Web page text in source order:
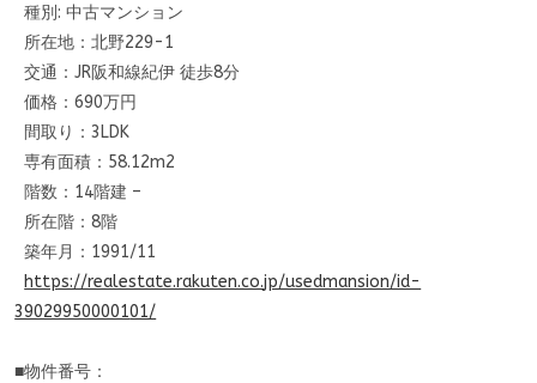
種別: 中古マンション
所在地：北野229-1
交通：JR阪和線紀伊 徒歩8分
価格：690万円
間取り：3LDK
専有面積：58.12m2
階数：14階建 –
所在階：8階
築年月：1991/11
https://realestate.rakuten.co.jp/usedmansion/id-
39029950000101/
■物件番号：